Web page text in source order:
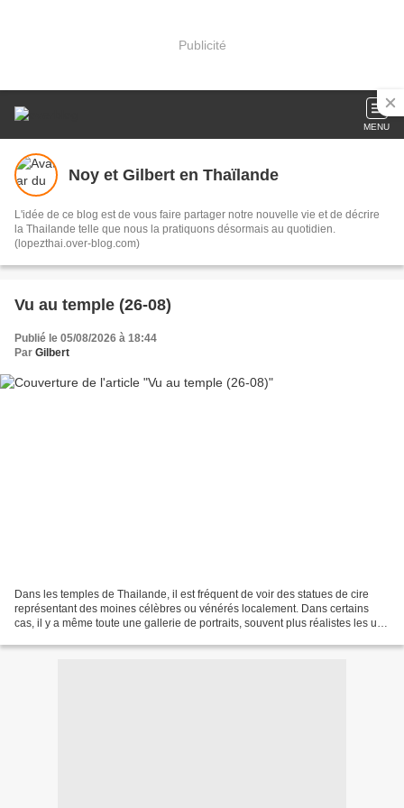
Publicité
MENU
Noy et Gilbert en Thaïlande
L'idée de ce blog est de vous faire partager notre nouvelle vie et de décrire
la Thailande telle que nous la pratiquons désormais au quotidien.
(lopezthai.over-blog.com)
Vu au temple (26-08)
Publié le 05/08/2026 à 18:44
Par Gilbert
Dans les temples de Thailande, il est fréquent de voir des statues de cire
représentant des moines célèbres ou vénérés localement. Dans certains
cas, il y a même toute une gallerie de portraits, souvent plus réalistes les uns